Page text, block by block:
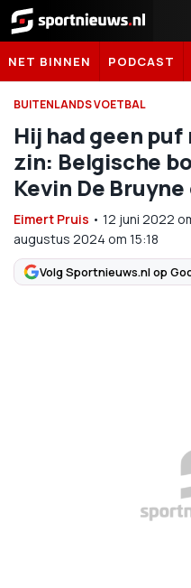
Sportnieuws.nl
NET BINNEN PODCAST
BUITENLANDS VOETBAL
Hij had geen
zin: Belgische
Kevin De
Eimert Pruis • 12 juni 2022
augustus 2024 om 15:18
Volg Sportnieuws.nl op